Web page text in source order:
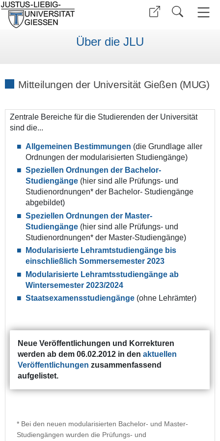
Über die JLU
Mitteilungen der Universität Gießen (MUG)
Zentrale Bereiche für die Studierenden der Universität
sind die...
Allgemeinen Bestimmungen (die Grundlage aller
Ordnungen der modularisierten Studiengänge)
Speziellen Ordnungen der Bachelor-
Studiengänge (hier sind alle Prüfungs- und
Studienordnungen* der Bachelor- Studiengänge
abgebildet)
Speziellen Ordnungen der Master-
Studiengänge (hier sind alle Prüfungs- und
Studienordnungen* der Master-Studiengänge)
Modularisierte Lehramtstudiengänge bis
einschließlich Sommersemester 2023
Modularisierte Lehramtsstudiengänge ab
Wintersemester 2023/2024
Staatsexamensstudiengänge (ohne Lehrämter)
Neue Veröffentlichungen und Korrekturen
werden ab dem 06.02.2012 in denaktuellen
Veröffentlichungen zusammenfassend
aufgelistet.
* Bei den neuen modularisierten Bachelor- und Master-
Studiengängen wurden die Prüfungs- und